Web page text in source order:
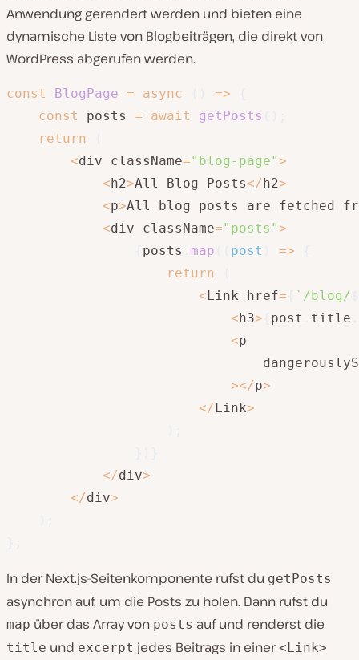
Anwendung gerendert werden und bieten eine
dynamische Liste von Blogbeiträgen, die direkt von
WordPress abgerufen werden.
const BlogPage = async =>
const
posts = await getPosts
return
<div className="blog-page">
<h2>All Blog Posts</h2>
<p>All blog posts are fetched
<div className="posts">
posts map post =>
return
<Link href= ` /blog/
<h3> post title
<p
></p>
</Link>
</div>
</div>
In der Next.js-Seitenkomponente rufst du getPosts
asynchron auf, um die Posts zu holen. Dann rufst du
map über das Array von posts auf und renderst die
title und excerpt jedes Beitrags in einer<Link>